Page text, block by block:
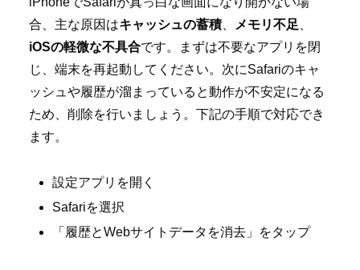
合、主な原因はキャッシュの蓄積、 メモリ不足
iOSの軽微な不具合です。まずは不要なアプリを閉
じ、端末を再起動してください。次にSafariのキャ
ッシュや履歴が溜まっていると動作が不安定になる
ため、削除を行いましょう。下記の手順で対応でき
ます。
設定アプリを開く
Safariを選択
「履歴とWebサイトデータを消去」をタップ